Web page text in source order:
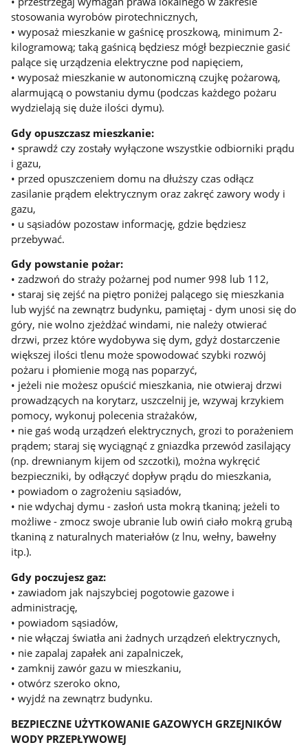
stosowania wyrobów pirotechnicznych,
• wyposaż mieszkanie w gaśnicę proszkową, minimum 2-
kilogramową; taką gaśnicą będziesz mógł bezpiecznie gasić
palące się urządzenia elektryczne pod napięciem,
• wyposaż mieszkanie w autonomiczną czujkę pożarową,
alarmującą o powstaniu dymu (podczas każdego pożaru
wydzielają się duże ilości dymu).
Gdy opuszczasz mieszkanie:
• sprawdź czy zostały wyłączone wszystkie odbiorniki prądu
i gazu,
• przed opuszczeniem domu na dłuższy czas odłącz
zasilanie prądem elektrycznym oraz zakręć zawory wody i
gazu,
• u sąsiadów pozostaw informację, gdzie będziesz
przebywać.
Gdy powstanie pożar:
• zadzwoń do straży pożarnej pod numer 998 lub 112,
• staraj się zejść na piętro poniżej palącego się mieszkania
lub wyjść na zewnątrz budynku, pamiętaj - dym unosi się do
góry, nie wolno zjeżdżać windami, nie należy otwierać
drzwi, przez które wydobywa się dym, gdyż dostarczenie
większej ilości tlenu może spowodować szybki rozwój
pożaru i płomienie mogą nas poparzyć,
• jeżeli nie możesz opuścić mieszkania, nie otwieraj drzwi
prowadzących na korytarz, uszczelnij je, wzywaj krzykiem
pomocy, wykonuj polecenia strażaków,
• nie gaś wodą urządzeń elektrycznych, grozi to porażeniem
prądem; staraj się wyciągnąć z gniazdka przewód zasilający
(np. drewnianym kijem od szczotki), można wykręcić
bezpieczniki, by odłączyć dopływ prądu do mieszkania,
• powiadom o zagrożeniu sąsiadów,
• nie wdychaj dymu - zasłoń usta mokrą tkaniną; jeżeli to
możliwe - zmocz swoje ubranie lub owiń ciało mokrą grubą
tkaniną z naturalnych materiałów (z lnu, wełny, bawełny
itp.).
Gdy poczujesz gaz:
• zawiadom jak najszybciej pogotowie gazowe i
administrację,
• powiadom sąsiadów,
• nie włączaj światła ani żadnych urządzeń elektrycznych,
• nie zapalaj zapałek ani zapalniczek,
• zamknij zawór gazu w mieszkaniu,
• otwórz szeroko okno,
• wyjdź na zewnątrz budynku.
BEZPIECZNE UŻYTKOWANIE GAZOWYCH GRZEJNIKÓW
WODY PRZEPŁYWOWEJ